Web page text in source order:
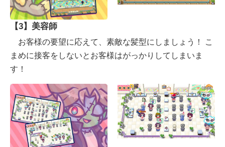
【3】美容師
お客様の要望に応えて、素敵な髪型にしましょう！ こ
まめに接客をしないとお客様はがっかりしてしまいま
す！